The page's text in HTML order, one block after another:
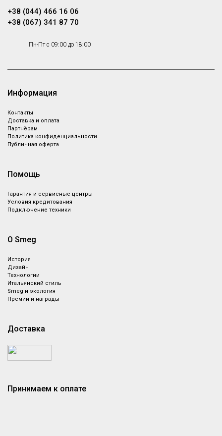
+38 (044) 466 16 06
+38 (067) 341 87 70
Пн-Пт с 09:00 до 18:00
Информация
Контакты
Доставка и оплата
Партнёрам
Политика конфиденциальности
Публичная оферта
Помощь
Гарантия и сервисные центры
Условия кредитования
Подключение техники
О Smeg
История
Дизайн
Технологии
Итальянский стиль
Smeg и экология
Премии и награды
Доставка
Принимаем к оплате